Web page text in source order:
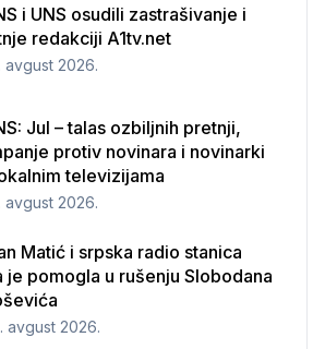
i UNS osudili zastrašivanje i
redakciji A1tv.net
avgust 2026.
Jul – talas ozbiljnih pretnji,
protiv novinara i novinarki
televizijama
avgust 2026.
Matić i srpska radio stanica
je pomogla u rušenju Slobodana
avgust 2026.